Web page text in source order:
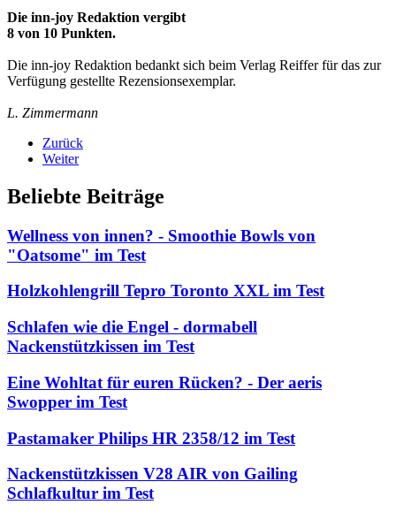
Die inn-joy Redaktion vergibt
8 von 10 Punkten.
Die inn-joy Redaktion bedankt sich beim Verlag Reiffer für das zur
Verfügung gestellte Rezensionsexemplar.
L. Zimmermann
Zurück
Weiter
Beliebte Beiträge
Wellness von innen? - Smoothie Bowls von
"Oatsome" im Test
Holzkohlengrill Tepro Toronto XXL im Test
Schlafen wie die Engel - dormabell
Nackenstützkissen im Test
Eine Wohltat für euren Rücken? - Der aeris
Swopper im Test
Pastamaker Philips HR 2358/12 im Test
Nackenstützkissen V28 AIR von Gailing
Schlafkultur im Test